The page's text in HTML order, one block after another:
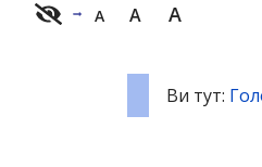
A A A
Ви тут: